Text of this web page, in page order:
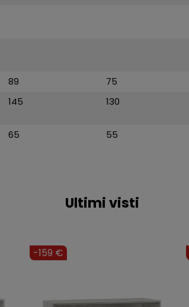
89 75
145 130
65 55
Ultimi visti
-251 €